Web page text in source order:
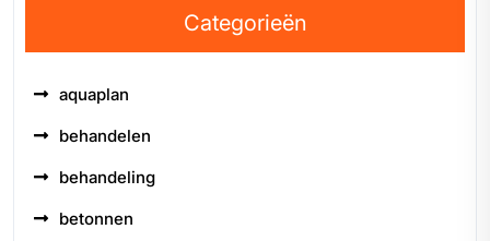
Categorieën
aquaplan
behandelen
behandeling
betonnen